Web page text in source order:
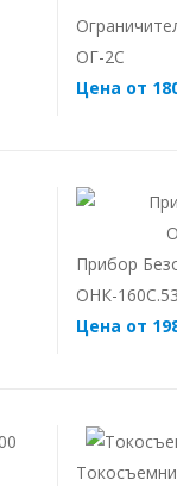
ОГ-2С
Цена от
Прибор
ОНК-
Цена от